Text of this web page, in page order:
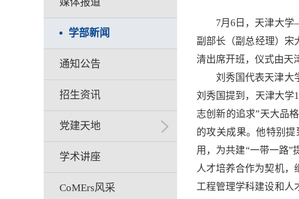
7月6日，天津大学
副部长（副总经理）宋
清出席开班，仪式由天
刘秀国代表天津大
刘秀国提到，天津大学
志创新的追求”天大品
的攻关成果。他特别
用，为共建“一带一路
人才培养合作为契机，
工程管理学科建设和人
学部新闻
通知公告
招生资讯
党建天地
学术讲座
CoMErs风采